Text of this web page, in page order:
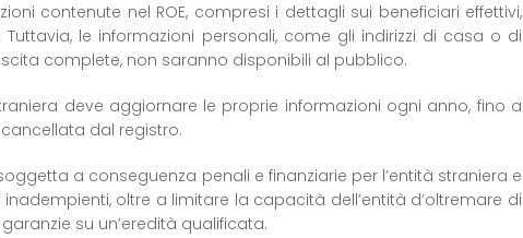
contenute nel ROE, compresi i dettagli sui beneficiari effettivi,
le informazioni personali, come gli indirizzi di casa o di
complete, non saranno disponibili al pubblico.
deve aggiornare le proprie informazioni ogni anno, fino a
dal registro.
a conseguenza penali e finanziarie per l’entità straniera e
oltre a limitare la capacità dell’entità d’oltremare di
su un’eredità qualificata.